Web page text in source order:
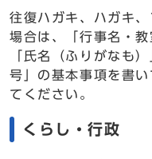
往復ハガキ、ハガキ
場合は、「行事名・
「氏名（ふりがなも
号」の基本事項を書
てください。
くらし・行政